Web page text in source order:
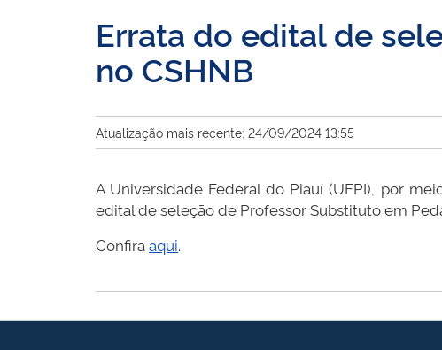
Errata do edital de
no CSHNB
Atualização mais recente: 24/09/2024 13:55
A Universidade Federal do Piauí (UFPI), por
edital de seleção de Professor Substituto em
Confiraaqui.